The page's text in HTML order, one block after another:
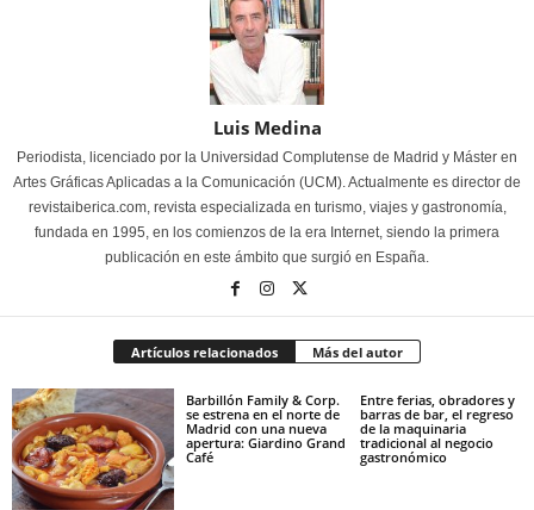
Luis Medina
Periodista, licenciado por la Universidad Complutense de Madrid y Máster en
Artes Gráficas Aplicadas a la Comunicación (UCM). Actualmente es director de
revistaiberica.com, revista especializada en turismo, viajes y gastronomía,
fundada en 1995, en los comienzos de la era Internet, siendo la primera
publicación en este ámbito que surgió en España.
Artículos relacionados Más del autor
Barbillón Family & Corp.
se estrena en el norte de
Madrid con una nueva
apertura: Giardino Grand
Café
Entre ferias, obradores y
barras de bar, el regreso
de la maquinaria
tradicional al negocio
gastronómico